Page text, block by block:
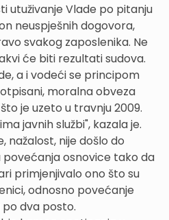
utuživanje Vlade po pitanju
neuspješnih dogovora,
svakog zaposlenika. Ne
će biti rezultati sudova.
a i vodeći se principom
moralna obveza
je uzeto u travnju 2009.
javnih službi", kazala je.
nažalost, nije došlo do
osnovice tako da
primjenjivalo ono što su
odnosno povećanje
dva posto.